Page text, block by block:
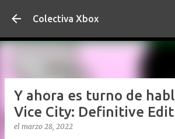
Ir al contenido
Colectiva Xbox
Y ahora es turno de
Vice City: Definitive
el marzo 28, 2022